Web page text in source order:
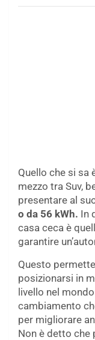
Quello che si sa
mezzo tra Suv,
presentare al
o da 56 kWh. In
casa ceca è
garantire
Questo
posizionarsi in
livello nel
cambiamento
per migliorare
Non è detto che